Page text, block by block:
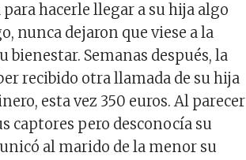
hacerle llegar a su hija algo
nunca dejaron que viese a la
Semanas después, la
recibido otra llamada de su hija
esta vez 350 euros. Al parecer
captores pero desconocía su
al marido de la menor su